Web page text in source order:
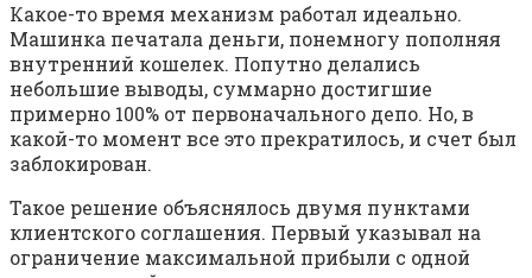
Какое-то время механизм работал идеально.
Машинка печатала деньги, понемногу пополняя
внутренний кошелек. Попутно делались
небольшие выводы, суммарно достигшие
примерно 100% от первоначального депо. Но, в
какой-то момент все это прекратилось, и счет был
заблокирован.
Такое решение объяснялось двумя пунктами
клиентского соглашения. Первый указывал на
ограничение максимальной прибыли с одной